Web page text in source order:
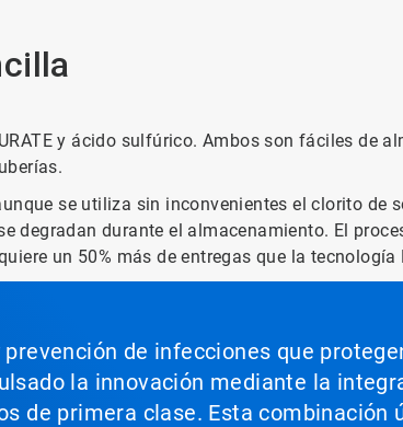
y ácido sulfúrico. Ambos son fáciles de
se utiliza sin inconvenientes el clorito de
degradan durante el almacenamiento. El
un 50% más de entregas que la tecnología
de infecciones que
la innovación mediante la
de primera clase. Esta combinación